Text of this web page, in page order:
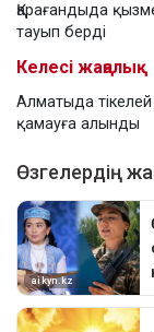
Қарағандыда
тауып берді
Келесі жаңалық
Алматыда
қамауға алынды